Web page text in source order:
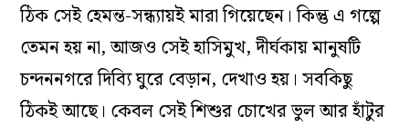
ঠিক সেই হেমন্ত-সন্ধ্যায়ই মারা গিয়েছেন। কিন্তু এ গল্পে
তেমন হয় না, আজও সেই হাসিমুখ, দীর্ঘকায় মানুষটি
চন্দননগরে দিব্যি ঘুরে বেড়ান, দেখাও হয়। সবকিছু
ঠিকই আছে। কেবল সেই শিশুর চোখের ভুল আর হাঁটুর